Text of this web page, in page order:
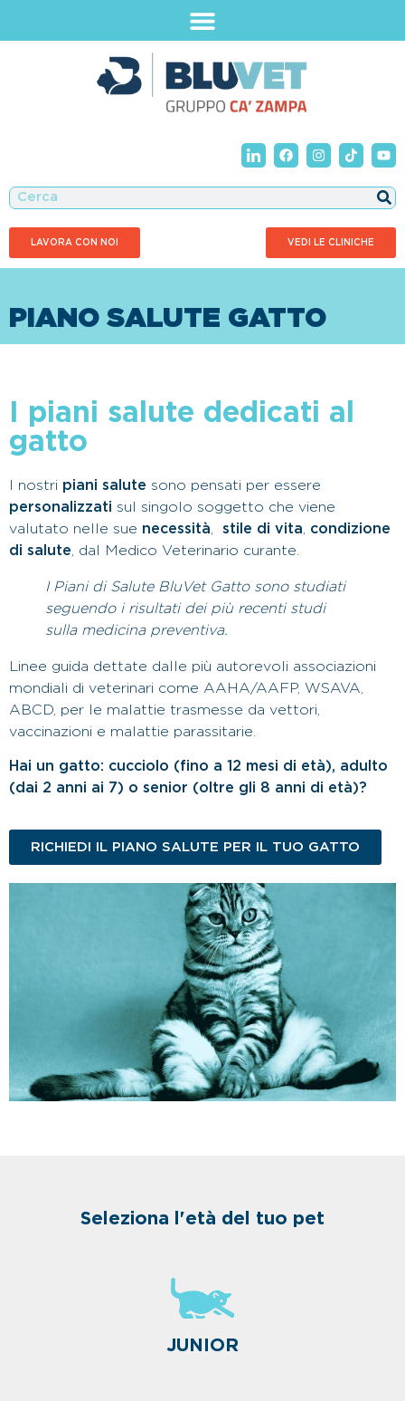
LAVORA CON NOI VEDI LE CLINICHE
PIANO SALUTE GATTO
I piani salute dedicati al
gatto
I nostri piani salute sono pensati per essere
personalizzati sul singolo soggetto che viene
valutato nelle sue necessità stile di vita
condizione
di salute , dal Medico Veterinario curante.
I Piani di Salute BluVet Gatto sono studiati
seguendo i risultati dei più recenti studi
sulla medicina preventiva.
Linee guida dettate dalle più autorevoli associazioni
mondiali di veterinari come AAHA/AAFP, WSAVA,
ABCD, per le malattie trasmesse da vettori,
vaccinazioni e malattie parassitarie.
Hai un gatto: cucciolo (fino a 12 mesi di età), adulto
(dai 2 anni ai 7) o senior (oltre gli 8 anni di età)?
RICHIEDI IL PIANO SALUTE PER IL TUO GATTO
Seleziona l'età del tuo pet
JUNIOR